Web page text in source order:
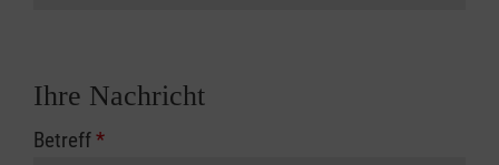
Ihre Nachricht
Betreff*